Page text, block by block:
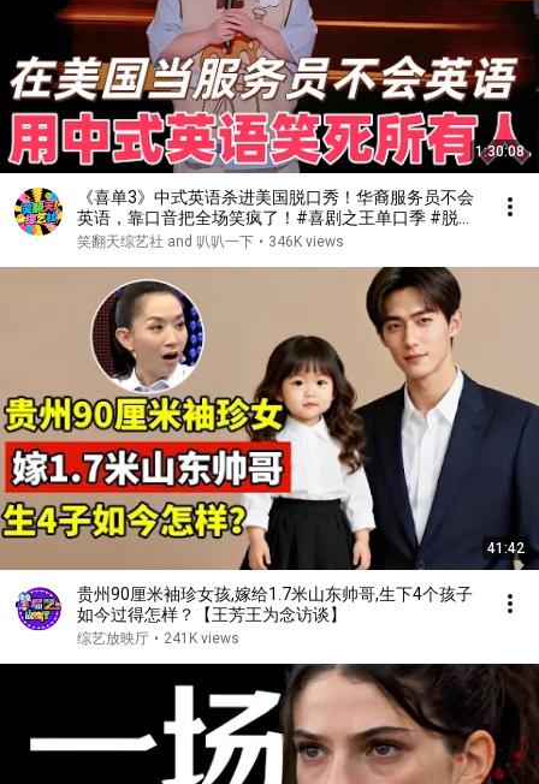
1:30:08
《喜单3》中式英语杀进美国脱口秀！华裔服务员不会
英语，靠口音把全场笑疯了！#喜剧之王单口季 #脱口
秀 #搞笑 #喜剧 #funny #综艺
笑翻天综艺社 and 叭叭一下 • 346K views
41:42
贵州90厘米袖珍女孩,嫁给1.7米山东帅哥,生下4个孩子
如今过得怎样？【王芳王为念访谈】
综艺放映厅 • 241K views